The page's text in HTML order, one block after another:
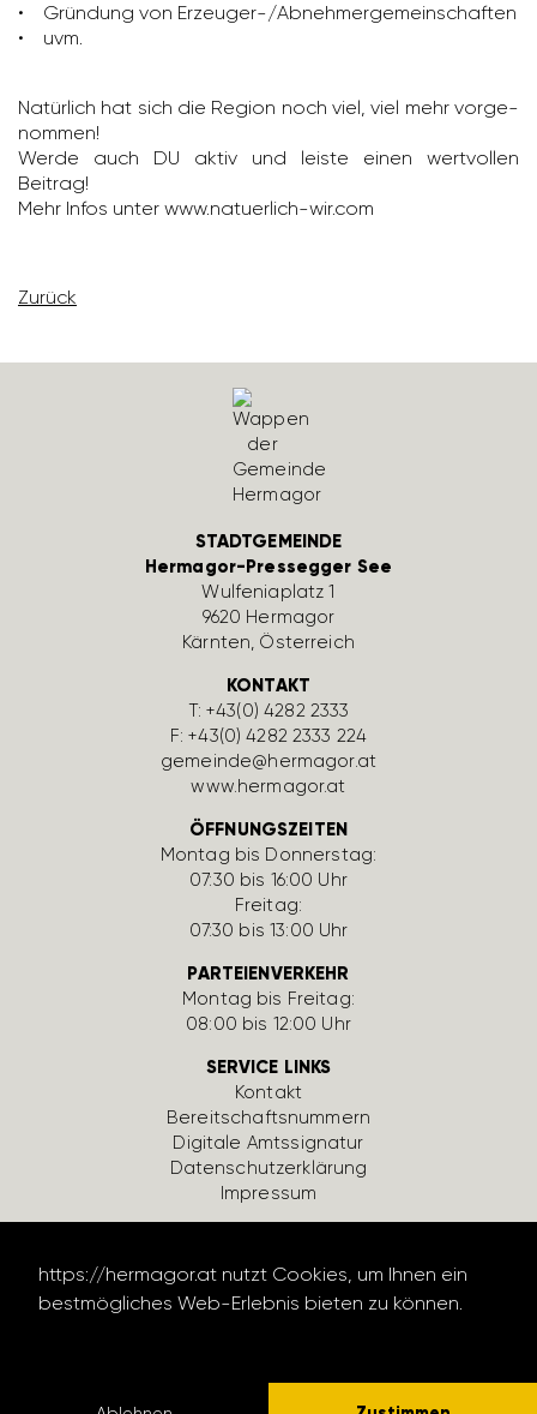
https://​hermagor.at nutzt Cookies, um Ihnen ein
best­mög­li­ches Web-Erlebnis bieten zu können.
• Grün­dung von Erzeuger-/​Abneh­mer­ge­mein­schaften
• uvm.
Natür­lich hat sich die Region noch viel, viel mehr vorge­
nommen!
Werde auch DU aktiv und leiste einen wert­vollen
Beitrag!
Mehr Infos unter www.natu­er­lich-wir.com
Zurück
STADTGEMEINDE
Hermagor-Pressegger See
Wulfe­nia­platz 1
9620 Hermagor
Kärnten, Öster­reich
KONTAKT
T:+43(0) 4282 2333
F: +43(0) 4282 2333 224
gemeinde@hermagor.at
www.hermagor.at
ÖFFNUNGSZEITEN
Montag bis Donnerstag:
07:30 bis 16:00 Uhr
Freitag:
07:30 bis 13:00 Uhr
PARTEIENVERKEHR
Montag bis Freitag:
08:00 bis 12:00 Uhr
SERVICE LINKS
Kontakt
Bereit­schafts­num­mern
Digi­tale Amts­si­gnatur
Daten­schutz­er­klä­rung
Impressum